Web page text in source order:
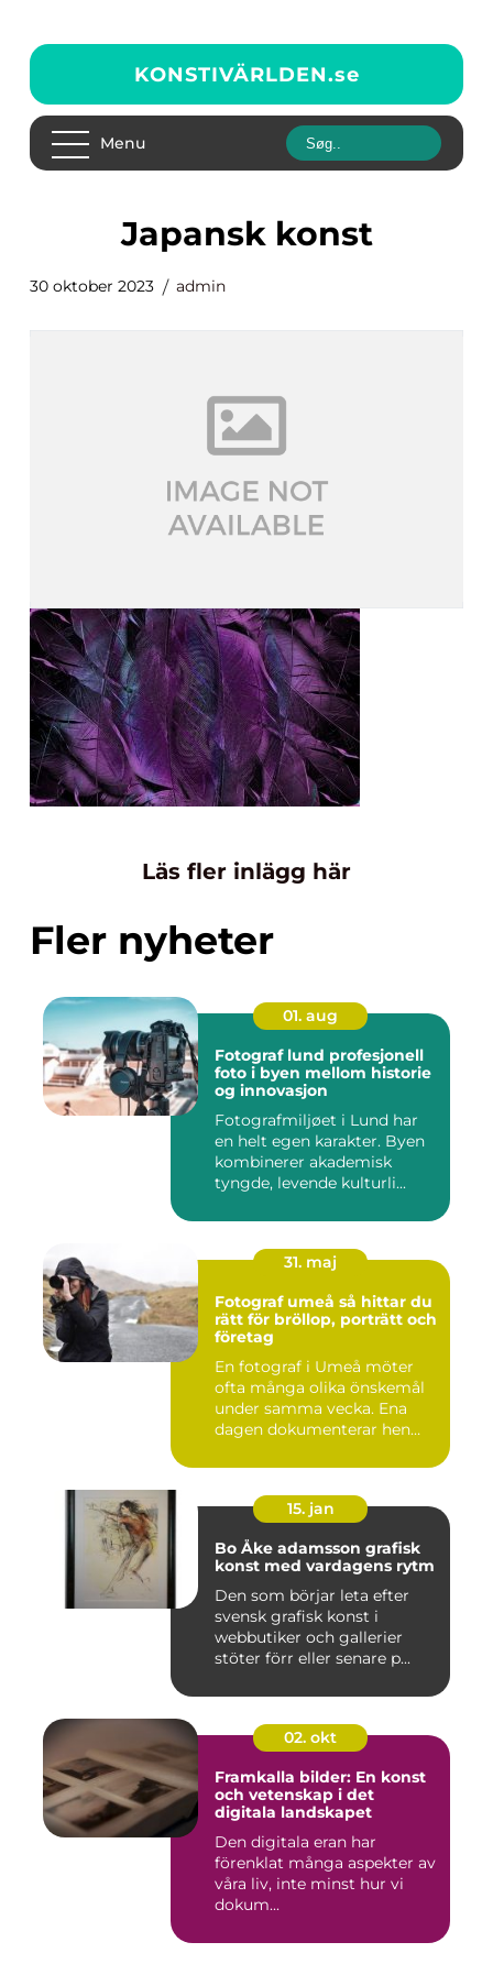
KONSTIVÄRLDEN.se
Menu
japansk konst
30 oktober 2023 admin
Läs fler inlägg här
Fler nyheter
01. aug
Fotograf lund profesjonell
foto i byen mellom historie
og innovasjon
Fotografmiljøet i Lund har
en helt egen karakter. Byen
kombinerer akademisk
tyngde, levende kulturli...
31. maj
Fotograf umeå så hittar du
rätt för bröllop, porträtt och
företag
En fotograf i Umeå möter
ofta många olika önskemål
under samma vecka. Ena
dagen dokumenterar hen
15. jan
Bo Åke adamsson grafisk
konst med vardagens rytm
Den som börjar leta efter
svensk grafisk konst i
webbutiker och gallerier
stöter förr eller senare p...
02. okt
Framkalla bilder: En konst
och vetenskap i det
digitala landskapet
Den digitala eran har
förenklat många aspekter av
våra liv, inte minst hur vi
dokum...